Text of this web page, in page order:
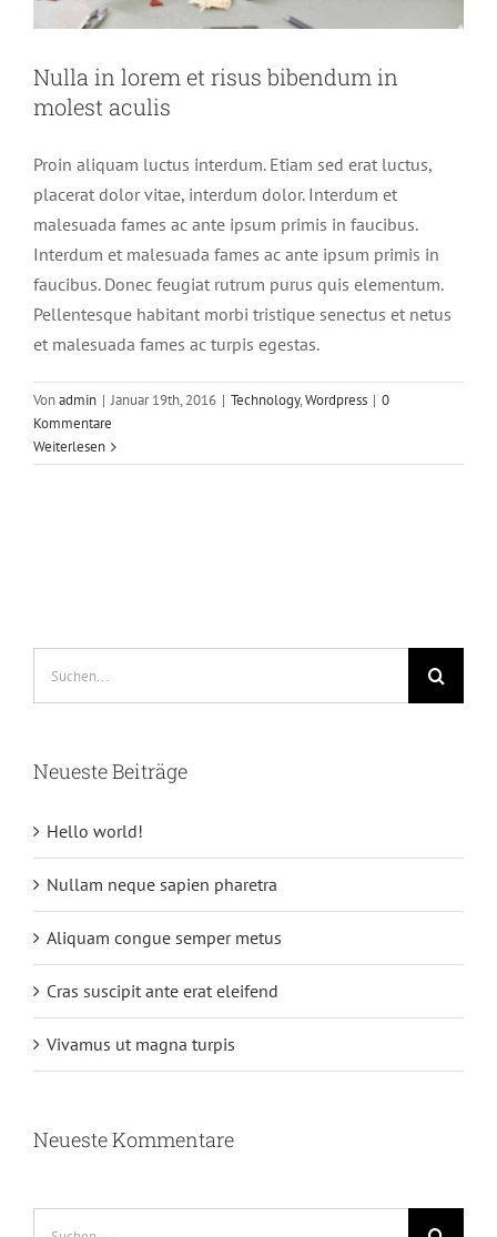
Nulla in lorem et risus bibendum in
molest aculis
Proin aliquam luctus interdum. Etiam sed erat luctus,
placerat dolor vitae, interdum dolor. Interdum et
malesuada fames ac ante ipsum primis in faucibus.
Interdum et malesuada fames ac ante ipsum primis in
faucibus. Donec feugiat rutrum purus quis elementum.
Pellentesque habitant morbi tristique senectus et netus
et malesuada fames ac turpis egestas.
Vonadmin | Januar 19th, 2016 | Technology,Wordpress | 0
Kommentare
Weiterlesen
Neueste Beiträge
Hello world!
Nullam neque sapien pharetra
Aliquam congue semper metus
Cras suscipit ante erat eleifend
Vivamus ut magna turpis
Neueste Kommentare